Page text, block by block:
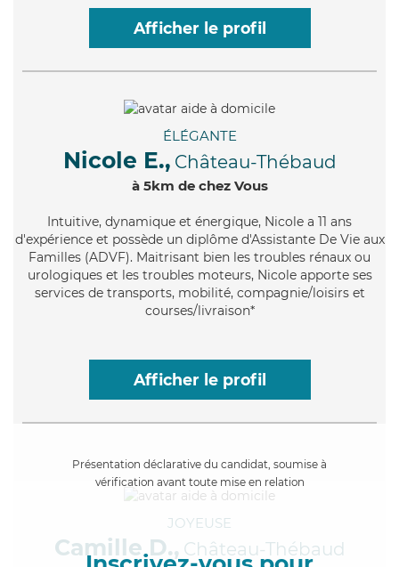
Afficher le profil
ÉLÉGANTE
Nicole E., Château-Thébaud
à 5km de chez Vous
Intuitive, dynamique et énergique, Nicole a 11 ans
d'expérience et possède un diplôme d'Assistante De Vie aux
Familles (ADVF). Maitrisant bien les troubles rénaux ou
urologiques et les troubles moteurs, Nicole apporte ses
services de transports, mobilité, compagnie/loisirs et
courses/livraison*
Afficher le profil
Présentation déclarative du candidat, soumise à
vérification avant toute mise en relation
JOYEUSE
Camille D., Château-Thébaud